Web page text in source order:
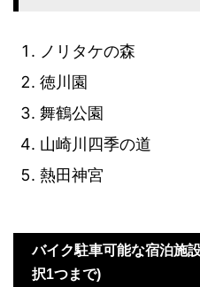
ノリタケの森
徳川園
舞鶴公園
山崎川四季の道
熱田神宮
バイク駐車可能な宿泊施
択1つまで)